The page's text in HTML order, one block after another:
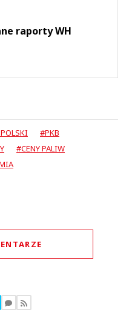
raporty WH
#PKB
#CENY PALIW